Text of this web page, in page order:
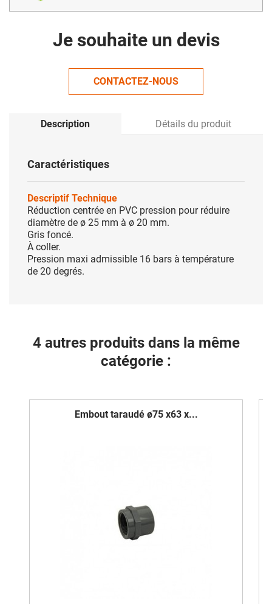
Je souhaite un devis
CONTACTEZ-NOUS
Description Détails du produit
Caractéristiques
Descriptif Technique
Réduction centrée en PVC pression pour réduire
diamètre de ø 25 mm à ø 20 mm.
Gris foncé.
À coller.
Pression maxi admissible 16 bars à température
de 20 degrés.
4 autres produits dans la même
catégorie :
Embout taraudé ø75 x63 x...